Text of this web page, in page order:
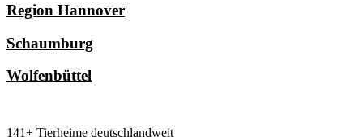
Region Hannover
Schaumburg
Wolfenbüttel
141+ Tierheime deutschlandweit